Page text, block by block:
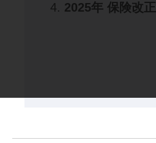
2025年 保険改